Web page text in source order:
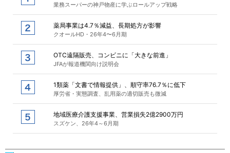
業務スーパーの神戸物産に学ぶロールアップ戦略
薬局事業は4.7％減益、長期処方が影響
クオールHD・26年4〜6月期
OTC遠隔販売、コンビニに「大きな前進」
JFAが報道機関向け説明会
1類薬「文書で情報提供」、順守率76.7％に低下
厚労省・実態調査、乱用薬の適切販売も微減
地域医療介護支援事業、営業損失2億2900万円
スズケン、26年4～6月期